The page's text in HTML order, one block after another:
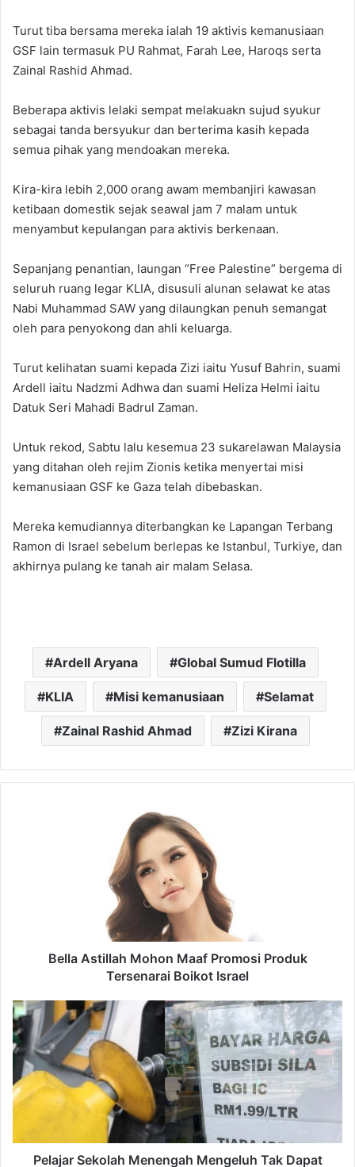
Turut tiba bersama mereka ialah 19 aktivis kemanusiaan
GSF lain termasuk PU Rahmat, Farah Lee, Haroqs serta
Zainal Rashid Ahmad.
Beberapa aktivis lelaki sempat melakuakn sujud syukur
sebagai tanda bersyukur dan berterima kasih kepada
semua pihak yang mendoakan mereka.
Kira-kira lebih 2,000 orang awam membanjiri kawasan
ketibaan domestik sejak seawal jam 7 malam untuk
menyambut kepulangan para aktivis berkenaan.
Sepanjang penantian, laungan “Free Palestine” bergema di
seluruh ruang legar KLIA, disusuli alunan selawat ke atas
Nabi Muhammad SAW yang dilaungkan penuh semangat
oleh para penyokong dan ahli keluarga.
Turut kelihatan suami kepada Zizi iaitu Yusuf Bahrin, suami
Ardell iaitu Nadzmi Adhwa dan suami Heliza Helmi iaitu
Datuk Seri Mahadi Badrul Zaman.
Untuk rekod, Sabtu lalu kesemua 23 sukarelawan Malaysia
yang ditahan oleh rejim Zionis ketika menyertai misi
kemanusiaan GSF ke Gaza telah dibebaskan.
Mereka kemudiannya diterbangkan ke Lapangan Terbang
Ramon di Israel sebelum berlepas ke Istanbul, Turkiye, dan
akhirnya pulang ke tanah air malam Selasa.
Ardell Aryana Global Sumud Flotilla
KLIA Misi kemanusiaan Selamat
Zainal Rashid Ahmad Zizi Kirana
Bella Astillah Mohon Maaf Promosi Produk
Tersenarai Boikot Israel
Pelajar
Sekolah
Menengah
Mengeluh
Tak
Dapat
Subsidi
Kerana
TiadaPelajar Sekolah Menengah Mengeluh Tak Dapat